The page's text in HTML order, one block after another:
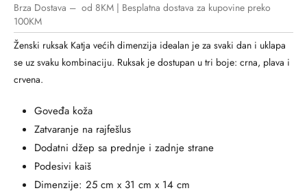
Brza Dostava – od 8KM | Besplatna dostava za kupovine preko
100KM
Ženski ruksak Katja većih dimenzija idealan je za svaki dan i uklapa
se uz svaku kombinaciju. Ruksak je dostupan u tri boje: crna, plava i
crvena.
Goveđa koža
Zatvaranje na rajfešlus
Dodatni džep sa prednje i zadnje strane
Podesivi kaiš
Dimenzije: 25 cm x 31 cm x 14 cm